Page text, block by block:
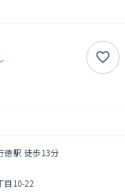
徳駅 徒歩13分
目10-22